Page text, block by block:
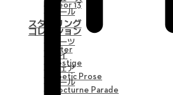
Neor 13
スタイリング
パーツ
アイ
ウェア
ツール
ツール
コレクション
Alter
Vestige
Poetic Prose
Nocturne Parade